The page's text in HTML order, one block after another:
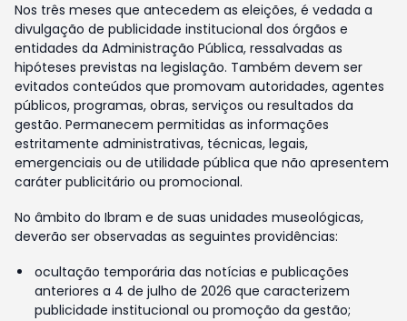
Nos três meses que antecedem as eleições, é vedada a
divulgação de publicidade institucional dos órgãos e
entidades da Administração Pública, ressalvadas as
hipóteses previstas na legislação. Também devem ser
evitados conteúdos que promovam autoridades, agentes
públicos, programas, obras, serviços ou resultados da
gestão. Permanecem permitidas as informações
estritamente administrativas, técnicas, legais,
emergenciais ou de utilidade pública que não apresentem
caráter publicitário ou promocional.
No âmbito do Ibram e de suas unidades museológicas,
deverão ser observadas as seguintes providências:
ocultação temporária das notícias e publicações
anteriores a 4 de julho de 2026 que caracterizem
publicidade institucional ou promoção da gestão;